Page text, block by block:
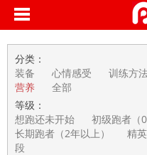
分类：
装备
心情感受 训练方
营养
全部
等级：
想跑还未开始
初级跑者（
长期跑者（2年以上）
精
段